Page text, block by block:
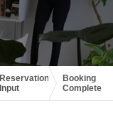
Reservation
Input
Booking
Complete